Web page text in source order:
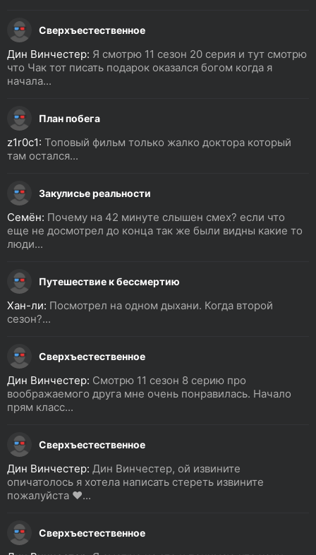
Сверхъестественное
Дин Винчестер: Я смотрю 11 сезон 20 серия и тут смотрю
что Чак тот писать подарок оказался богом когда я
начала...
План побега
z1r0c1: Топовый фильм только жалко доктора который
там остался...
Закулисье реальности
Семён: Почему на 42 минуте слышен смех? если что
еще не досмотрел до конца так же были видны какие то
люди...
Путешествие к бессмертию
Хан-ли: Посмотрел на одном дыхани. Когда второй
сезон?...
Сверхъестественное
Дин Винчестер: Смотрю 11 сезон 8 серию про
воображаемого друга мне очень понравилась. Начало
прям класс...
Сверхъестественное
Дин Винчестер: Дин Винчестер, ой извините
опичатолось я хотела написать стереть извините
пожалуйста ❤️...
Сверхъестественное